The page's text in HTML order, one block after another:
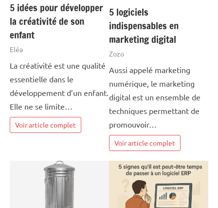
5 idées pour développer
la créativité de son
enfant
Eléa
La créativité est une qualité
essentielle dans le
développement d’un enfant.
Elle ne se limite…
Voir article complet
5 logiciels
indispensables en
marketing digital
Zozo
Aussi appelé marketing
numérique, le marketing
digital est un ensemble de
techniques permettant de
promouvoir…
Voir article complet